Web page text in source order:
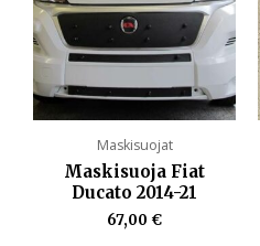
Maskisuojat
Maskisuoja Fiat
Ducato 2014-21
67,00 €